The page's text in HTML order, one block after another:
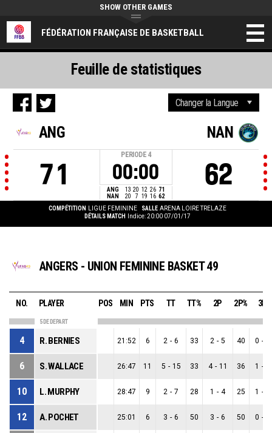
FÉDÉRATION FRANÇAISE DE BASKETBALL
SHOW OTHER GAMES
ANG
71
PERIODE 4
00:00
ANG 13 20 12 26 71
NAN
20 7 19 16 62
NAN
62
COMPÉTITION LIGUE FEMININE SALLE ARENA LOIRE TRELAZE
DÉTAILS MATCH
Indice: 20:00 07/01/17
Feuille de statistiques
ANGERS - UNION FEMININE BASKET 49
NO. PLAYER POS MIN PTS TT TT% 2P 2P% 3P
5 DE DEPART
4 R. BERNIES 21:52 6 2 - 6 33 2 - 5 40 0 -
6 S. WALLACE 26:47 11 5 - 15 33 4 - 11 36 1 -
10 L. MURPHY 28:47 9 2 - 7 28 1 - 4 25 1 -
12 A. POCHET 25:01 6 3 - 6 50 3 - 6 50 0 -